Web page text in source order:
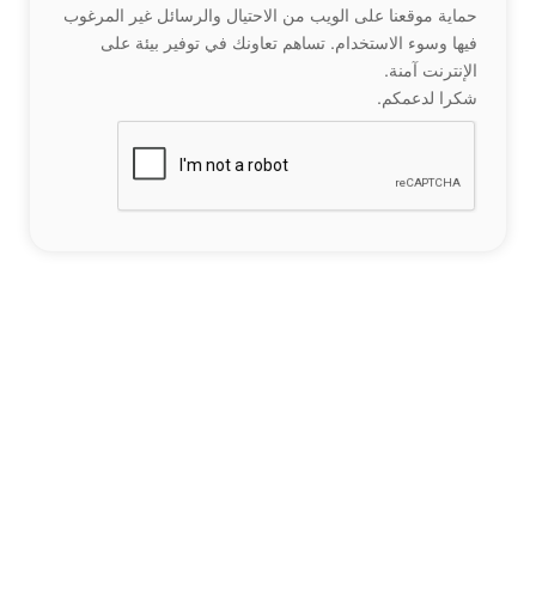
حماية موقعنا على الويب من الاحتيال والرسائل غير المرغوب
فيها وسوء الاستخدام. تساهم تعاونك في توفير بيئة على
الإنترنت آمنة.
شكرا لدعمكم.